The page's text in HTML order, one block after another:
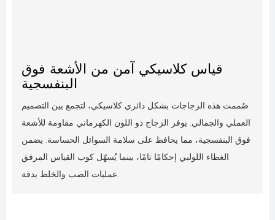
قياس كلاسيكي آمن من الأشعة فوق
البنفسجية
صُممت هذه الزجاجات بشكل دائري كلاسيكي، لتجمع بين التصميم
العملي والجمالي. يوفر الزجاج ذو اللون الكهرماني مقاومة للأشعة
فوق البنفسجية، مما يحافظ على سلامة السوائل الحساسة. يضمن
الغطاء اللولبي إحكامًا تامًا، بينما يُسهّل كوب القياس المرفق
عمليات الصب والخلط بدقة.